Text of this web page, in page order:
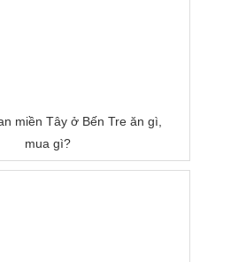
miền Tây ở Bến Tre ăn gì,
mua gì?